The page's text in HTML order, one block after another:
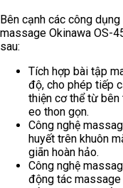
Bên cạnh các công
massage Okinawa OS-
sau:
Tích hợp bài tập
độ, cho phép tiếp
thiện cơ thể từ bên
eo thon gọn.
Công nghệ
huyết trên khuôn
giãn hoàn hảo.
Công nghệ
động tác massage